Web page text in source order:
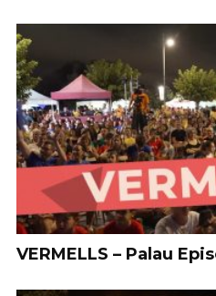
VERMELLS – Palau